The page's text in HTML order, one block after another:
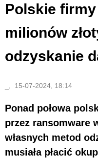
Polskie firmy
milionów
odzyskanie
_, 15-07-2024, 18:14
Ponad połowa
przez ransomware
własnych metod
musiała płacić